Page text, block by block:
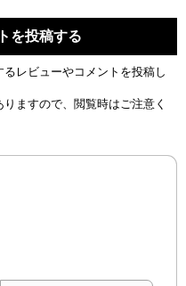
を投稿する
レビューやコメントを投稿し
ますので、閲覧時はご注意く